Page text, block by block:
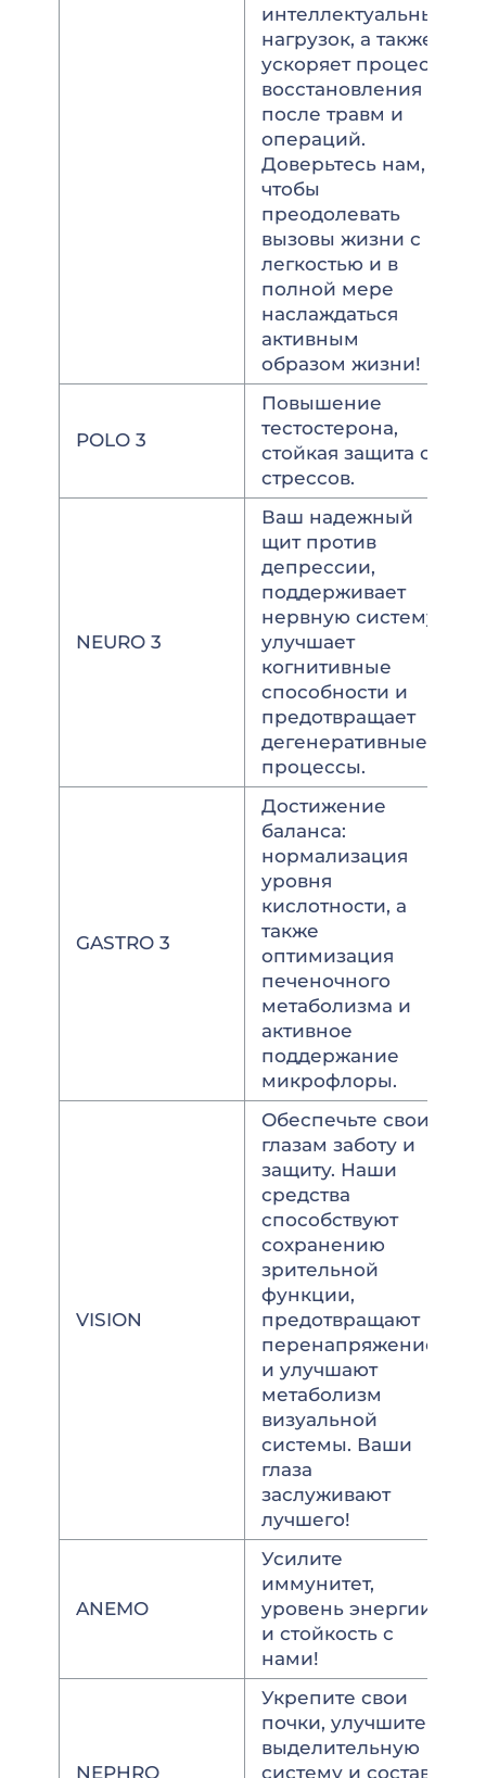
интеллектуальных
нагрузок, а также
ускоряет процесс
восстановления
после травм и
операций.
Доверьтесь нам,
чтобы
преодолевать
вызовы жизни с
легкостью и в
полной мере
наслаждаться
активным
образом жизни!
POLO 3
Повышение
тестостерона,
стойкая защита от
стрессов.
NEURO 3
Ваш надежный
щит против
депрессии,
поддерживает
нервную систему,
улучшает
когнитивные
способности и
предотвращает
дегенеративные
процессы.
GASTRO 3
Достижение
баланса:
нормализация
уровня
кислотности, а
также
оптимизация
печеночного
метаболизма и
активное
поддержание
микрофлоры.
VISION
Обеспечьте своим
глазам заботу и
защиту. Наши
средства
способствуют
сохранению
зрительной
функции,
предотвращают
перенапряжение
и улучшают
метаболизм
визуальной
системы. Ваши
глаза
заслуживают
лучшего!
ANEMO
Усилите
иммунитет,
уровень энергии
и стойкость с
нами!
NEPHRO
Укрепите свои
почки, улучшите
выделительную
систему и состав